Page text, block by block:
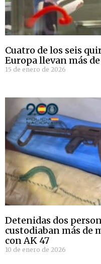
Cuatro de los seis
Europa llevan más
15 de enero de 2026
Detenidas dos
custodiaban más de
con AK 47
10 de enero de 2026